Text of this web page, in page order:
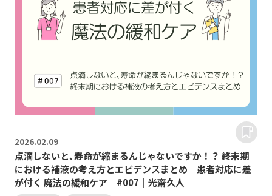
2026.02.09
点滴しないと､寿命が縮まるんじゃないですか！？ 終末期
における補液の考え方とエビデンスまとめ｜患者対応に差
が付く 魔法の緩和ケア｜#007｜光齋久人